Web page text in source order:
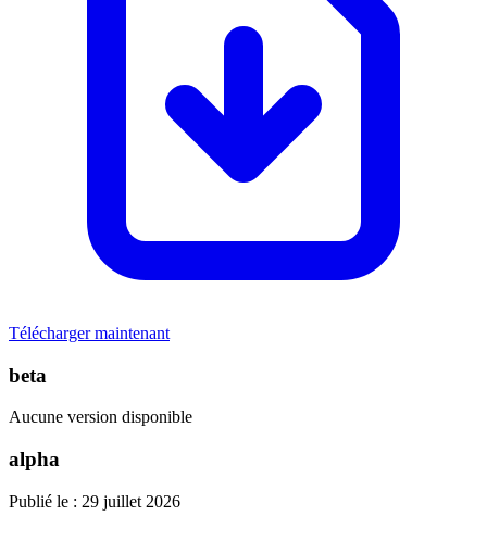
Télécharger maintenant
beta
Aucune version disponible
alpha
Publié le : 29 juillet 2026